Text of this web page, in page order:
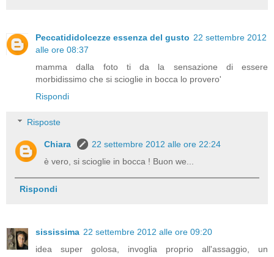
Peccatididolcezze essenza del gusto 22 settembre 2012
alle ore 08:37
mamma dalla foto ti da la sensazione di essere
morbidissimo che si scioglie in bocca lo provero'
Rispondi
Risposte
Chiara
22 settembre 2012 alle ore 22:24
è vero, si scioglie in bocca ! Buon we...
Rispondi
sississima 22 settembre 2012 alle ore 09:20
idea super golosa, invoglia proprio all'assaggio, un